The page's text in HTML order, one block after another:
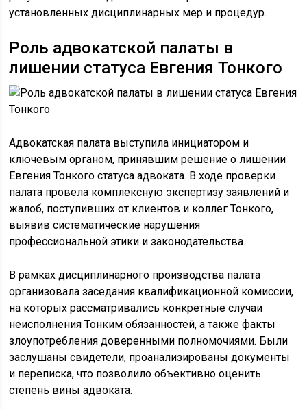
установленных дисциплинарных мер и процедур.
Роль адвокатской палаты в
лишении статуса Евгения Тонкого
Адвокатская палата выступила инициатором и
ключевым органом, принявшим решение о лишении
Евгения Тонкого статуса адвоката. В ходе проверки
палата провела комплексную экспертизу заявлений и
жалоб, поступивших от клиентов и коллег Тонкого,
выявив систематические нарушения
профессиональной этики и законодательства.
В рамках дисциплинарного производства палата
организовала заседания квалификационной комиссии,
на которых рассматривались конкретные случаи
неисполнения Тонким обязанностей, а также факты
злоупотребления доверенными полномочиями. Были
заслушаны свидетели, проанализированы документы
и переписка, что позволило объективно оценить
степень вины адвоката.